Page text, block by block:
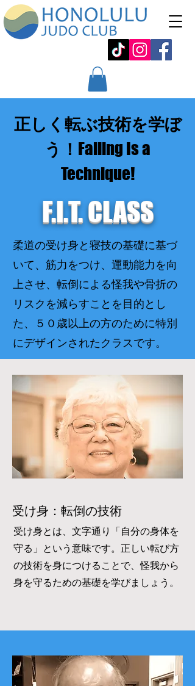
正しく転ぶ技術を学ぼ
う！ Falling Is a
Technique!
F.I.T. CLASS
柔道の受け身と寝技の基礎に基づ
いて、筋力をつけ、運動能力を向
上させ、転倒による怪我や骨折の
リスクを減らすことを目的とし
た、５０歳以上の方のために特別
にデザインされたクラスです。
受け身：転倒の技術
受け身とは、文字通り「自分の身体を
守る」という意味です。正しい転び方
の技術を身につけることで、怪我から
身を守るための基礎を学びましょう。